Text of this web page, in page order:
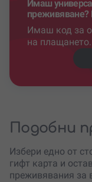
Имаш
преживяване?
Имаш код за
на плащането.
Подобни
Избери едно от
гифт карта и
преживявания за